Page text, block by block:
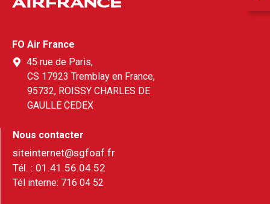
FO Air France
45 rue de Paris,
CS 17923 Tremblay en France,
95732, ROISSY CHARLES DE
GAULLE CEDEX
Nous contacter
siteinternet@sgfoaf.fr
Tél. : 01.41.56.04.52
Tél interne: 716 04 52